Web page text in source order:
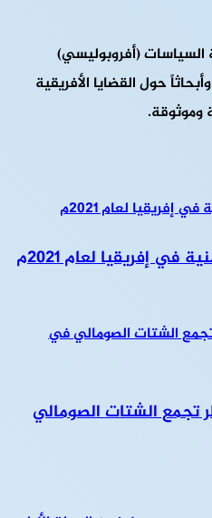
السياسات (أفروبوليسي)
حول القضايا الأفريقية
وموثوقة.
في إفريقيا لعام 2021م
تجمع الشتات الصومالي